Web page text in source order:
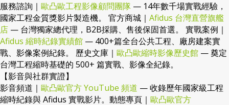
【官方核心網站】
服務諮詢｜歐凸歐工程影像顧問團隊— 14年數千場實戰經驗，
國家工程金質獎影片製造機。 官方商城｜Afidus 台灣直營旗艦
店— 台灣獨家總代理，B2B採購、售後保固首選。 實戰案例｜
Afidus 縮時紀錄實績館— 400+篇全台公共工程、廠房建案實
戰、影像案例紀錄。 歷史文庫｜歐凸歐縮時影像歷史館
台灣工程縮時基礎的 500+ 篇實戰、影像全紀錄。
【影音與社群實證】
影音頻道｜歐凸歐官方 YouTube 頻道— 收錄歷年國家級工程